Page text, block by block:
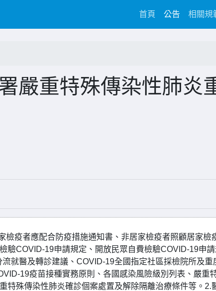
首頁 (current)
公告 相關規
嚴重特殊傳染性肺炎
檢疫者應配合防疫措施通知書、非居家檢疫者照顧居家檢
驗COVID-19申請規定、開放民眾自費檢驗COVID-19申
就醫及轉診建議、COVID-19全國指定社區採檢院所及重
19疫苗接種實務原則、各國感染風險級別列表、嚴重
特殊傳染性肺炎確診個案處置及解除隔離治療條件等。2.